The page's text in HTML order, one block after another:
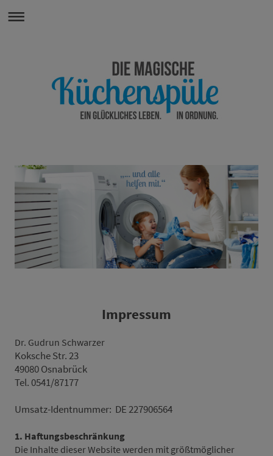
Impressum
Dr. Gudrun Schwarzer
Koksche Str. 23
49080 Osnabrück
Tel. 0541/87177
Umsatz-Identnummer: DE 227906564
1. Haftungsbeschränkung
Die Inhalte dieser Website werden mit größtmöglicher